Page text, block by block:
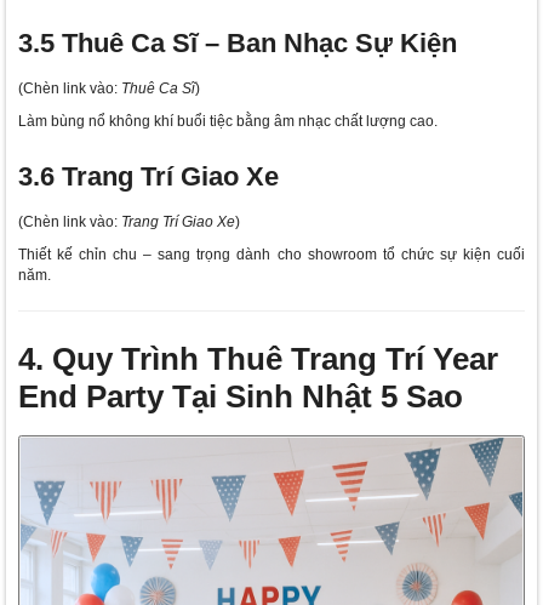
3.5 Thuê Ca Sĩ – Ban Nhạc Sự Kiện
(Chèn link vào: Thuê Ca Sĩ)
Làm bùng nổ không khí buổi tiệc bằng âm nhạc chất lượng cao.
3.6 Trang Trí Giao Xe
(Chèn link vào: Trang Trí Giao Xe)
Thiết kế chỉn chu – sang trọng dành cho showroom tổ chức sự kiện cuối
năm.
4. Quy Trình Thuê Trang Trí Year
End Party Tại Sinh Nhật 5 Sao